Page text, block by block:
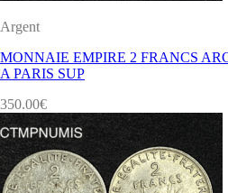
Argent
MONNAIE EMPIRE 2 FRANCS
A PARIS SUP
350.00€